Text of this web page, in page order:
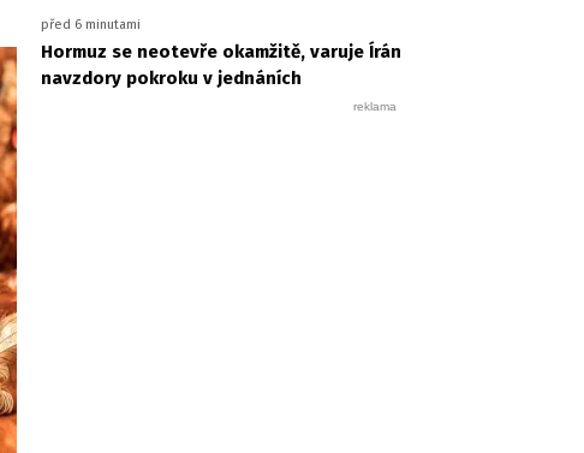
před 6 minutami
Hormuz se neotevře okamžitě, varuje Írán
navzdory pokroku v jednáních